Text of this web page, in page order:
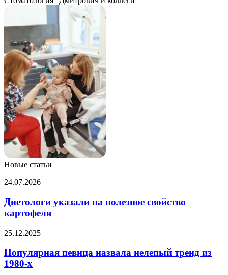
Новые статьи
Диетологи
на
полезное
свойство
24.07.2026
Диетологи указали на полезное свойство
картофеля
Популярная
назвала
нелепый
тренд
25.12.2025
Популярная певица назвала нелепый тренд из
1980-х